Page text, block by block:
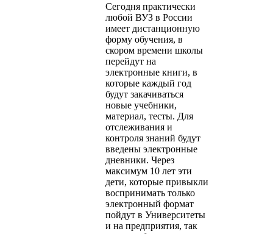
Сегодня практически
любой ВУЗ в России
имеет дистанционную
форму обучения, в
скором времени школы
перейдут на
электронные книги, в
которые каждый год
будут закачиваться
новые учебники,
материал, тесты. Для
отслеживания и
контроля знаний будут
введены электронные
дневники. Через
максимум 10 лет эти
дети, которые привыкли
воспринимать только
электронный формат
пойдут в Университеты
и на предприятия, так